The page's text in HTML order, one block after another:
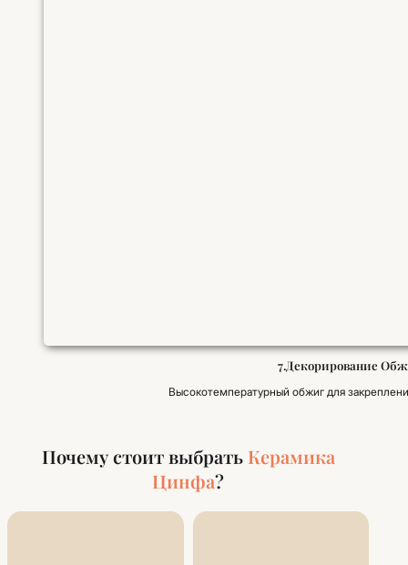
7.Декорирование
Высокотемпературный обжиг для
Почему стоит выбрать Керамика
Цинфа?